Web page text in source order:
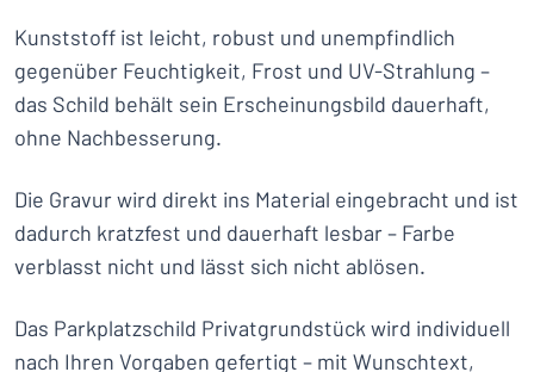
Kunststoff ist leicht, robust und unempfindlich
gegenüber Feuchtigkeit, Frost und UV-Strahlung –
das Schild behält sein Erscheinungsbild dauerhaft,
ohne Nachbesserung.
Die Gravur wird direkt ins Material eingebracht und ist
dadurch kratzfest und dauerhaft lesbar – Farbe
verblasst nicht und lässt sich nicht ablösen.
Das Parkplatzschild Privatgrundstück wird individuell
nach Ihren Vorgaben gefertigt – mit Wunschtext,